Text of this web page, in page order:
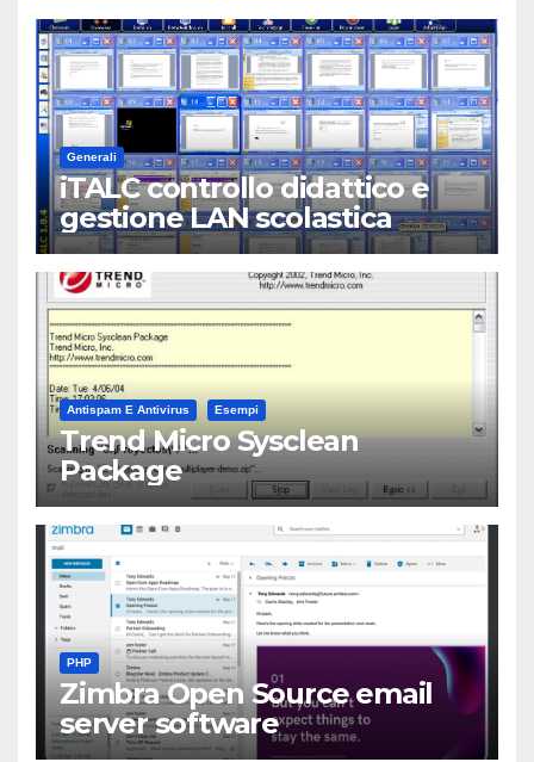
Generali
iTALC controllo didattico e
gestione LAN scolastica
Antispam E Antivirus Esempi
Trend Micro Sysclean
Package
PHP
Zimbra Open Source email
server software